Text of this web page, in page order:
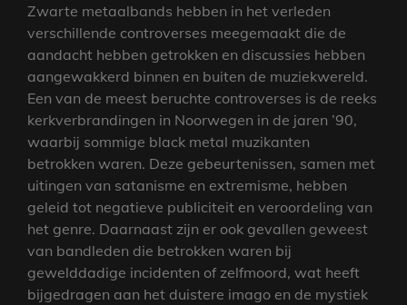
Zwarte metaalbands hebben in het verleden
verschillende controverses meegemaakt die de
aandacht hebben getrokken en discussies hebben
aangewakkerd binnen en buiten de muziekwereld.
Een van de meest beruchte controverses is de reeks
kerkverbrandingen in Noorwegen in de jaren ’90,
waarbij sommige black metal muzikanten
betrokken waren. Deze gebeurtenissen, samen met
uitingen van satanisme en extremisme, hebben
geleid tot negatieve publiciteit en veroordeling van
het genre. Daarnaast zijn er ook gevallen geweest
van bandleden die betrokken waren bij
gewelddadige incidenten of zelfmoord, wat heeft
bijgedragen aan het duistere imago en de mystiek